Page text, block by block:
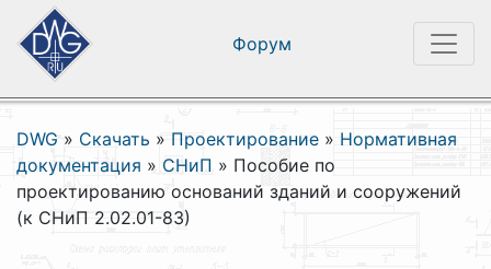
Форум
DWG » Скачать » Проектирование » Нормативная
документация » СНиП » Пособие по
проектированию оснований зданий и сооружений
(к СНиП 2.02.01-83)